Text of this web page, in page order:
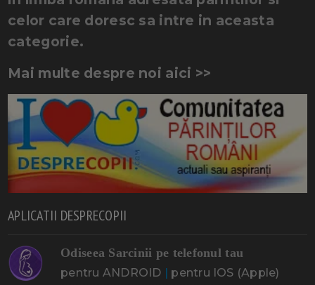
celor care doresc sa intre in aceasta
categorie.
Mai multe despre noi aici >>
APLICATII DESPRECOPII
Odiseea Sarcinii pe telefonul tau
pentru ANDROID | pentru IOS (Apple)